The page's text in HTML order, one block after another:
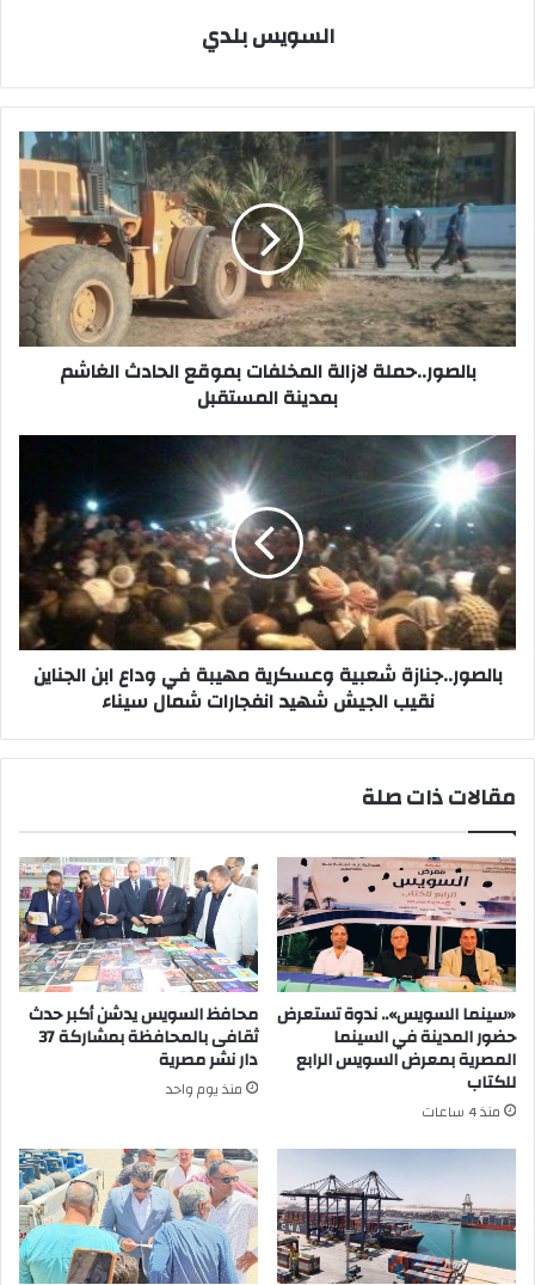
السويس بلدي
بالصور..حملة
المخلفات
بموقع
الحادث
الغاشم
بمدينة
المستقبل
بالصور..حملة لازالة المخلفات بموقع الحادث الغاشم
بمدينة المستقبل
بالصور..جنازة
شعبية
وعسكرية
مهيبة
في
وداع
ابن
الجناين
نقيب
الجيش
شمال
بالصور..جنازة شعبية وعسكرية مهيبة في وداع ابن الجناين
نقيب الجيش شهيد انفجارات شمال سيناء
مقالات ذات صلة
«سينما السويس».. ندوة تستعرض
حضور المدينة في السينما
المصرية بمعرض السويس الرابع
للكتاب
منذ 4 ساعات
محافظ السويس يدشن أكبر حدث
ثقافى بالمحافظة بمشاركة 37
دار نشر مصرية
منذ يوم واحد